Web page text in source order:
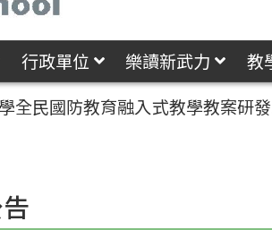
行政單位 樂讀新武力 教
全民國防教育融入式教學教案研